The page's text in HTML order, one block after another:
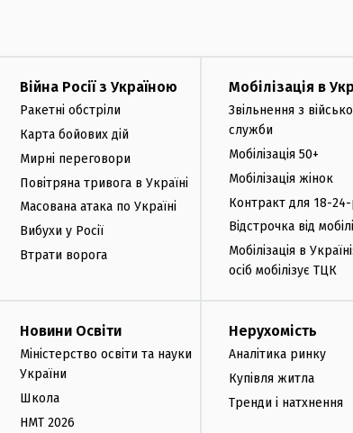
Війна Росії з Україною
Ракетні обстріли
Карта бойових дій
Мирні переговори
Повітряна тривога в Україні
Масована атака по Україні
Вибухи у Росії
Втрати ворога
Мобілізація в
Звільнення з
служби
Мобілізація 50+
Мобілізація жінок
Контракт для 18-24-
Відстрочка від
Мобілізація в
осіб мобілізує ТЦК
Новини Освіти
Міністерство освіти та науки
України
Школа
НМТ 2026
Нерухомість
Аналітика ринку
Купівля житла
Тренди і натхнення